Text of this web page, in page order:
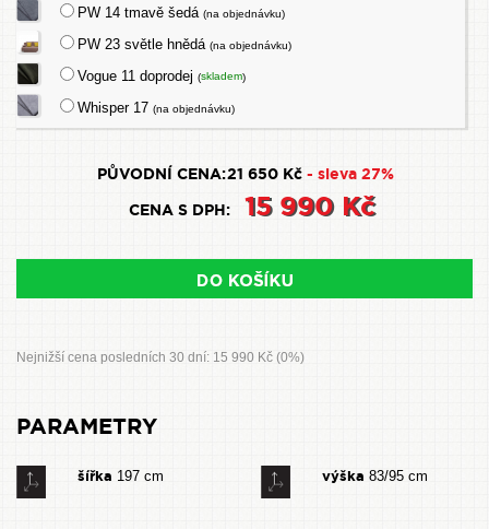
PW 14 tmavě šedá(na objednávku)
PW 23 světle hnědá(na objednávku)
Vogue 11 doprodej(skladem)
Whisper 17(na objednávku)
PŮVODNÍ CENA:21 650 Kč - sleva 27%
CENA S DPH:
15 990 Kč
Nejnižší cena posledních 30 dní: 15 990 Kč (0%)
PARAMETRY
šířka 197 cm výška 83/95 cm